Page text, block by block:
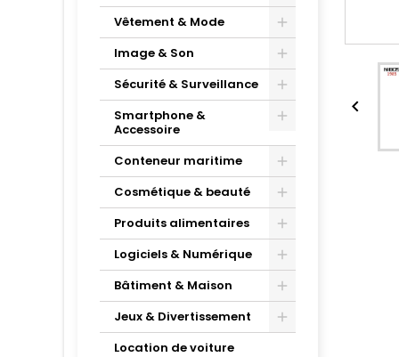
Vêtement & Mode
Image & Son
Sécurité & Surveillance
Smartphone &
Accessoire
Conteneur maritime
Cosmétique & beauté
Produits alimentaires
Logiciels & Numérique
Bâtiment & Maison
Jeux & Divertissement
Location de voiture
